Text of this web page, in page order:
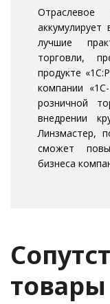
Отраслевое
лучшие
торговли,
продукте
компании
розничной
внедрении
Линзмастер,
сможет
бизнеса
товары